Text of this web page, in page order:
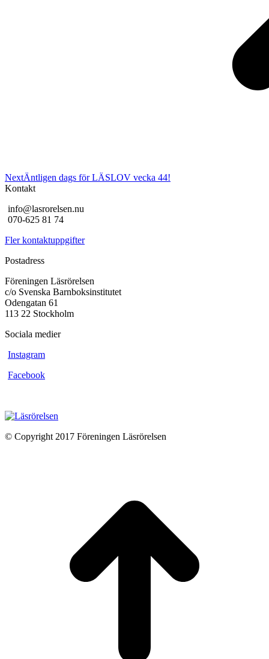
NextNext
post:
Äntligen dags för LÄSLOV vecka 44!
Kontakt
info@lasrorelsen.nu
070-625 81 74
Fler kontaktuppgifter
Postadress
Föreningen Läsrörelsen
c/o Svenska Barnboksinstitutet
Odengatan 61
113 22 Stockholm
Sociala medier
Instagram
Facebook
© Copyright 2017 Föreningen Läsrörelsen